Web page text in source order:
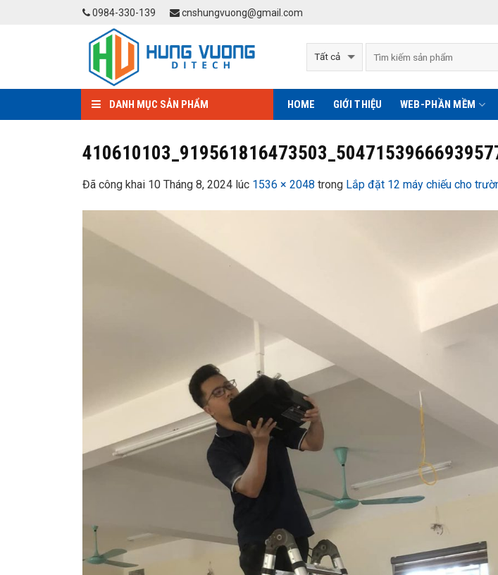
0984-330-139 cnshungvuong@gmail.com
DANH MỤC SẢN PHẨM HOME GIỚI THIỆU WEB-PHẦN MỀM
Đã công khai 10 Tháng 8, 2024 lúc 1536 × 2048 trong Lắp đặt 12 máy chiếu cho